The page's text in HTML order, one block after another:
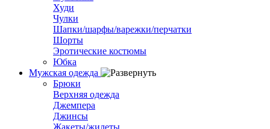
Худи
Чулки
Шапки/шарфы/варежки/перчатки
Шорты
Эротические костюмы
Юбка
Мужская одежда
Брюки
Верхняя одежда
Джемпера
Джинсы
Жакеты/жилеты